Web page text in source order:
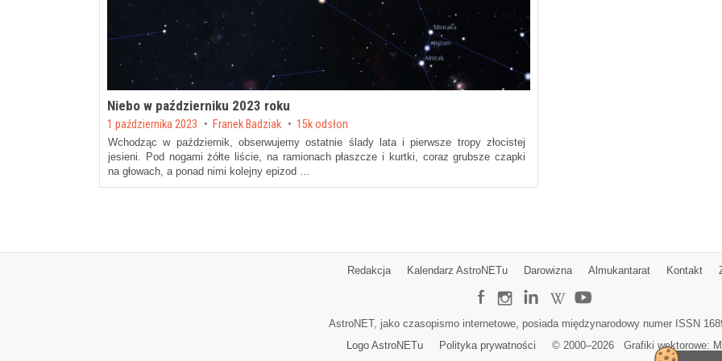
Niebo w październiku 2023 roku
Posted on
1 października 2023 by Franek Badziak 15k odsłon
Wchodząc w październik, obserwujemy ostatnie ślady lata i pierwsze tropy złocistej
jesieni. Pod nogami żółte liście, na ramionach płaszcze i kurtki, coraz grubsze czapki
na głowach, a ponad nimi kolejny epizod …
Redakcja Kalendarz AstroNETu Darowizna Almukantarat Kontakt
AstroNET, jako czasopismo internetowe, posiada międzynarodowy numer ISSN
Logo AstroNETu
Polityka prywatności © 2000–2026 Grafiki wektorowe: